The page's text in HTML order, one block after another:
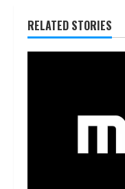
RELATED STORIES